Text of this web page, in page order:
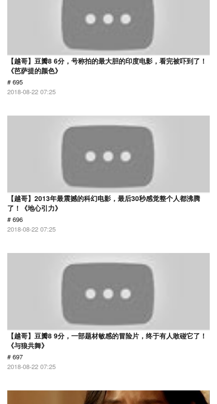
【越哥】豆瓣8 6分，号称拍的最大胆的印度电影，看完被吓到了！
《芭萨提的颜色》
# 695
2018-08-22 07:25
【越哥】2013年最震撼的科幻电影，最后30秒感觉整个人都沸腾
了！《地心引力》
# 696
2018-08-22 07:25
【越哥】豆瓣8 9分，一部题材敏感的冒险片，终于有人敢碰它了！
《与狼共舞》
# 697
2018-08-22 07:25